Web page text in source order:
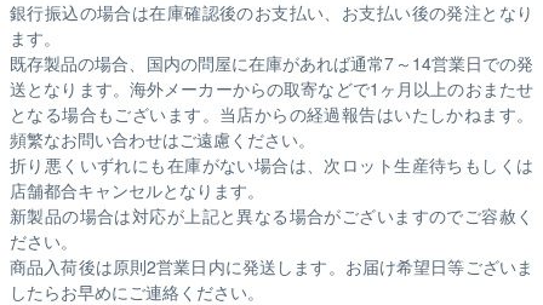
銀行振込の場合は在庫確認後のお支払い、お支払い後の発注となり
ます。
既存製品の場合、国内の問屋に在庫があれば通常7～14営業日での発
送となります。海外メーカーからの取寄などで1ヶ月以上のおまたせ
となる場合もございます。 当店からの経過報告はいたしかねます。
頻繁なお問い合わせはご遠慮ください。
折り悪くいずれにも在庫がない場合は、次ロット生産待ちもしくは
店舗都合キャンセルとなります。
新製品の場合は対応が上記と異なる場合がございますのでご容赦く
ださい。
商品入荷後は原則2営業日内に発送します。お届け希望日等ございま
したらお早めにご連絡ください。